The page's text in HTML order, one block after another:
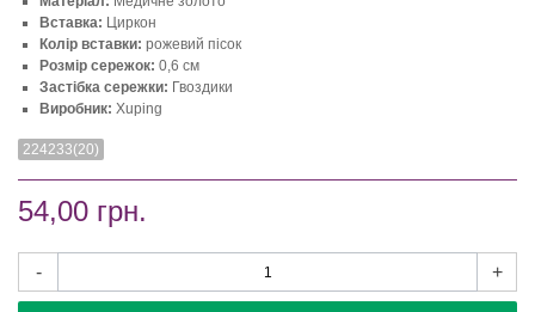
Вставка: Циркон
Колір вставки: рожевий пісок
Розмір сережок: 0,6 см
Застібка сережки: Гвоздики
Виробник: Xuping
224233(20)
54,00 грн.
- +